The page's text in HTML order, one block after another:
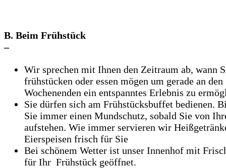
B. Beim Frühstück
–
Wir sprechen mit Ihnen den Zeitraum ab, wann
frühstücken oder essen mögen um gerade an den
Wochenenden ein entspanntes Erlebnis zu
Sie dürfen sich am Frühstücksbuffet bedienen.
Sie immer einen Mundschutz, sobald Sie von
aufstehen. Wie immer servieren wir
Eierspeisen frisch für Sie
Bei schönem Wetter ist unser Innenhof mit
für Ihr Frühstück geöffnet.